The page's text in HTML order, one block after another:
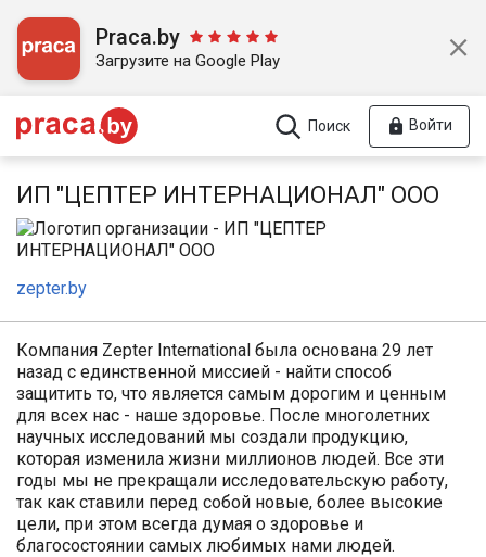
Praca.by
Загрузите на Google Play
Поиск Войти
ИП "ЦЕПТЕР ИНТЕРНАЦИОНАЛ" ООО
zepter.by
Компания Zepter International была основана 29 лет
назад с единственной миссией - найти способ
защитить то, что является самым дорогим и ценным
для всех нас - наше здоровье. После многолетних
научных исследований мы создали продукцию,
которая изменила жизни миллионов людей. Все эти
годы мы не прекращали исследовательскую работу,
так как ставили перед собой новые, более высокие
цели, при этом всегда думая о здоровье и
благосостоянии самых любимых нами людей.